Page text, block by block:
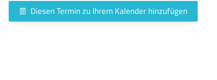
Diesen Termin zu Ihrem Kalender hinzufügen